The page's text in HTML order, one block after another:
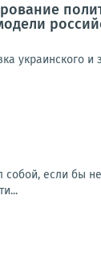
украинского и
если бы